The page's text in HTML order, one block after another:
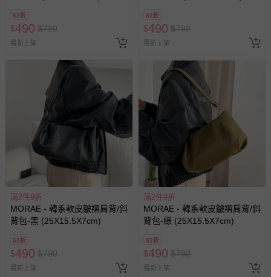
62折
$490 $790
最新上架
62折
$490 $790
最新上架
滿2件9折
MORAE - 韓系軟皮皺褶肩背/斜
背包-黑 (25X15.5X7cm)
62折
$490 $790
最新上架
滿2件9折
MORAE - 韓系軟皮皺褶肩背/斜
背包-綠 (25X15.5X7cm)
62折
$490 $790
最新上架